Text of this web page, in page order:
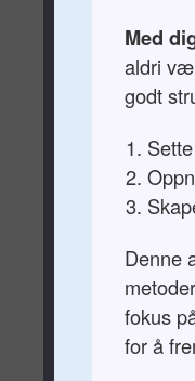
Med
aldri
godt
Denne
fokus
for å